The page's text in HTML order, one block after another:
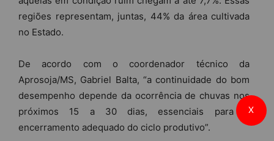
regiões representam, juntas, 44% da área cultivada
no Estado.
De acordo com o coordenador técnico da
Aprosoja/MS, Gabriel Balta, “a continuidade do bom
desempenho depende da ocorrência de chuvas nos
próximos 15 a 30 dias, essenciais para o
encerramento adequado do ciclo produtivo”.
X